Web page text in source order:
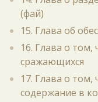
(фай)
15. Глава об
16. Глава о том,
сражающихся
17. Глава о
содержание в